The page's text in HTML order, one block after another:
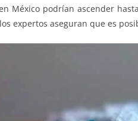
México podrían ascender
expertos aseguran que es